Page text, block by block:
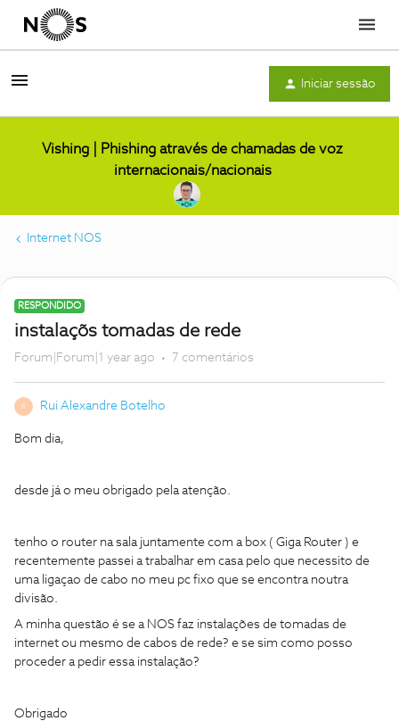
Menu
Iniciar sessão
Vishing | Phishing através de chamadas de voz
internacionais/nacionais
Internet NOS
RESPONDIDO
instalaçõs tomadas de rede
Forum|Forum|1 year ago 7 comentários
R Rui Alexandre Botelho
Bom dia,
desde já o meu obrigado pela atenção.
tenho o router na sala juntamente com a box ( Giga Router ) e
recentemente passei a trabalhar em casa pelo que necessito de
uma ligaçao de cabo no meu pc fixo que se encontra noutra
divisão.
A minha questão é se a NOS faz instalações de tomadas de
internet ou mesmo de cabos de rede? e se sim como posso
proceder a pedir essa instalação?
Obrigado